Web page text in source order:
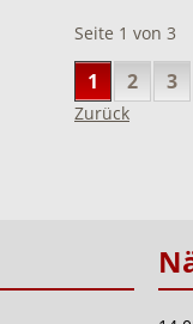
Seite 1 von 3
1 2 3
Zurück